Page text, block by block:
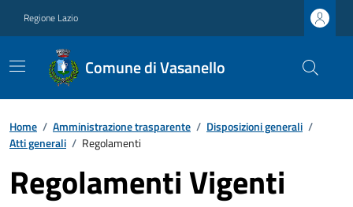
Regione Lazio
Comune di Vasanello
Home / Amministrazione trasparente / Disposizioni generali /
Atti generali / Regolamenti
Regolamenti Vigenti